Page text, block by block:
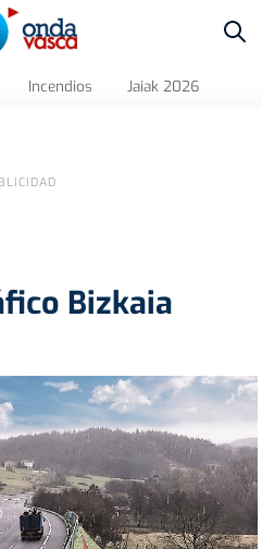
Incendios Jaiak 2026
Bizkaia